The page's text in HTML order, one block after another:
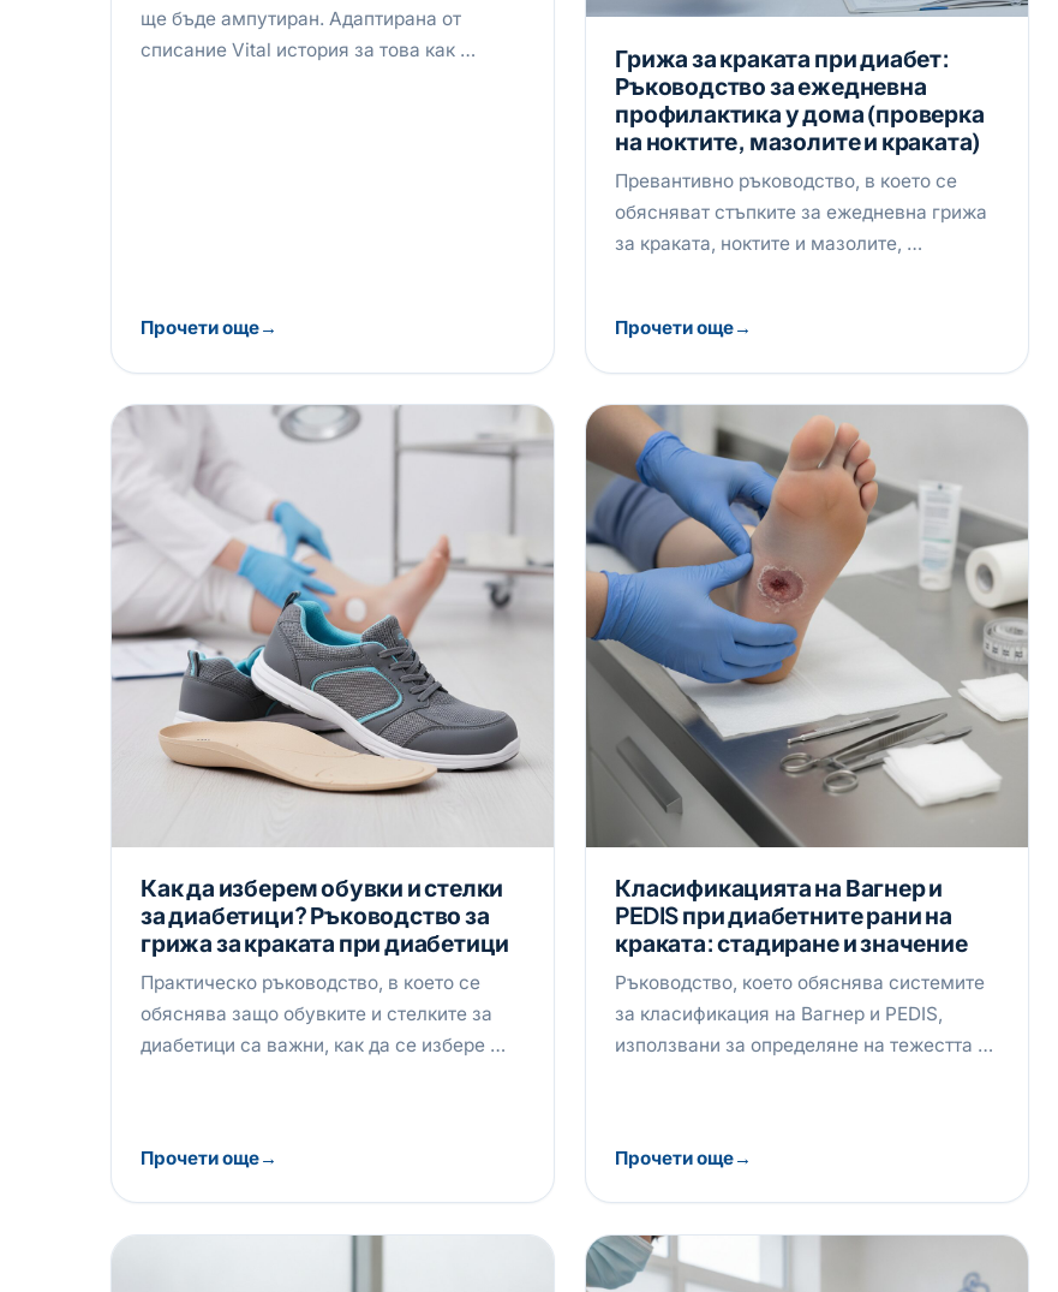
ще бъде ампутиран. Адаптирана от
списание Vital история за това как …
Прочети още
Грижа за краката при диабет:
Ръководство за ежедневна
профилактика у дома (проверка
на ноктите, мазолите и краката)
Превантивно ръководство, в което се
обясняват стъпките за ежедневна грижа
за краката, ноктите и мазолите, …
Прочети още
Как да изберем обувки и стелки
за диабетици? Ръководство за
грижа за краката при диабетици
Практическо ръководство, в което се
обяснява защо обувките и стелките за
диабетици са важни, как да се избере …
Прочети още
Класификацията на Вагнер и
PEDIS при диабетните рани на
краката: стадиране и значение
Ръководство, което обяснява системите
за класификация на Вагнер и PEDIS,
използвани за определяне на тежестта …
Прочети още